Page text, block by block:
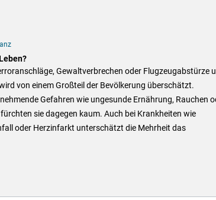
Gewaltverbrechen oder Flugzeugabstürze
von einem Großteil der Bevölkerung überschätzt.
Gefahren wie ungesunde Ernährung, Rauchen
sie dagegen kaum. Auch bei Krankheiten wie
oder Herzinfarkt unterschätzt die Mehrheit das